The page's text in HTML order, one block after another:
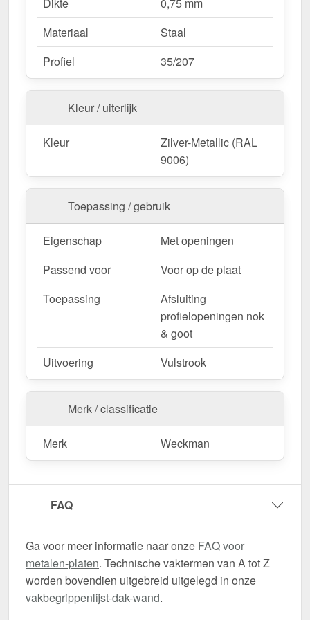
Materiaal
Staal
Profiel
35/207
Kleur / uiterlijk
Kleur
Zilver-Metallic (RAL
9006)
Toepassing / gebruik
Eigenschap
Met openingen
Passend voor
Voor op de plaat
Toepassing
Afsluiting
profielopeningen nok
& goot
Uitvoering
Vulstrook
Merk / classificatie
Merk Weckman
FAQ
Ga voor meer informatie naar onze FAQ voor
metalen-platen. Technische vaktermen van A tot Z
worden bovendien uitgebreid uitgelegd in onze
vakbegrippenlijst-dak-wand.